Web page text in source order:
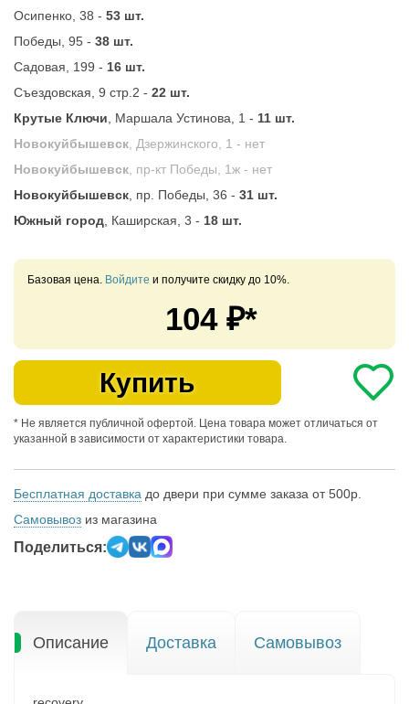
Осипенко, 38 - 53 шт.
Победы, 95 - 38 шт.
Садовая, 199 - 16 шт.
Съездовская, 9 стр.2 - 22 шт.
Крутые Ключи , Маршала Устинова, 1 - 11 шт.
Новокуйбышевск , Дзержинского, 1 - нет
Новокуйбышевск , пр-кт Победы, 1ж - нет
Новокуйбышевск , пр. Победы, 36 - 31 шт.
Южный город , Каширская, 3 - 18 шт.
Базовая цена. Войдите и получите скидку до 10%.
104₽*
Купить
* Не является публичной офертой. Цена товара может отличаться от
указанной в зависимости от характеристики товара.
Бесплатная доставка до двери при сумме заказа от 500р.
Самовывоз из магазина
Поделиться:
Описание Доставка Самовывоз